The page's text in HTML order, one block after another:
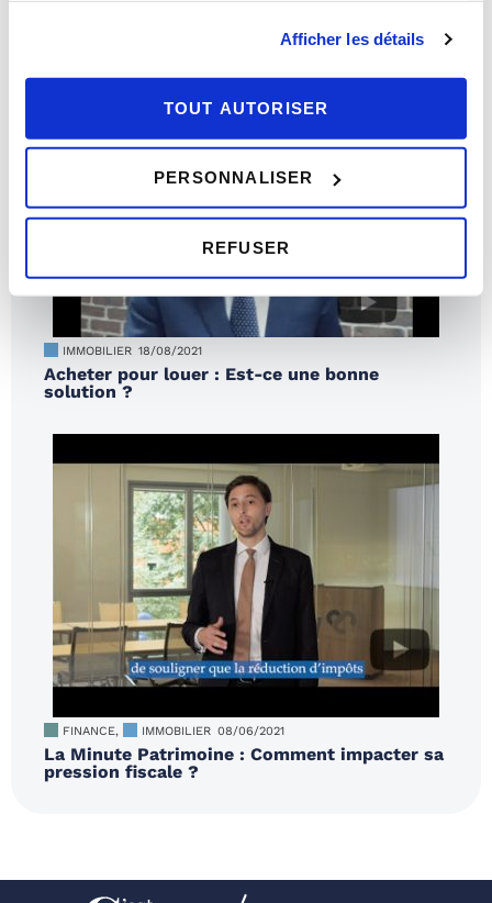
Afficher les détails
TOUT AUTORISER
PERSONNALISER
REFUSER
IMMOBILIER 18/08/2021
Acheter pour louer : Est-ce une bonne
solution ?
FINANCE, IMMOBILIER 08/06/2021
La Minute Patrimoine : Comment impacter sa
pression fiscale ?